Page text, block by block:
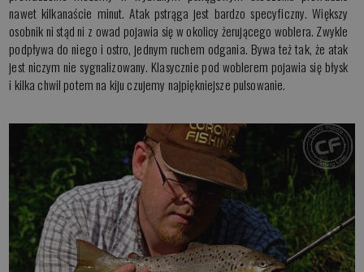
nawet kilkanaście minut. Atak pstrąga jest bardzo specyficzny. Większy
osobnik ni stąd ni z owad pojawia się w okolicy żerującego woblera. Zwykle
podpływa do niego i ostro, jednym ruchem odgania. Bywa też tak, że atak
jest niczym nie sygnalizowany. Klasycznie pod woblerem pojawia się błysk
i kilka chwil potem na kiju czujemy najpiękniejsze pulsowanie.